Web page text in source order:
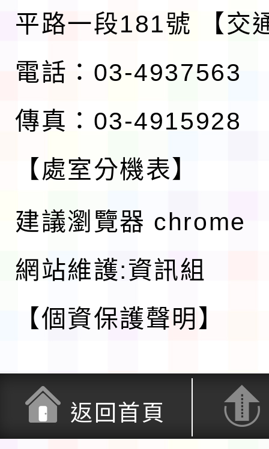
平路一段181號
【交
電話：03-4937563
傳真：03-4915928
【處室分機表】
建議瀏覽器 chrome
網站維護:資訊組
【個資保護聲明】
返回首頁